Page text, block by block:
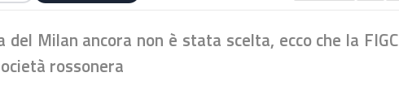
del Milan ancora non è stata scelta, ecco che la FIGC
rossonera